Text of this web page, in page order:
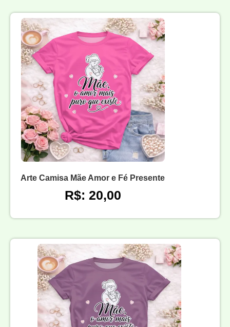
Arte Camisa Mãe Amor e Fé Presente
R$: 20,00